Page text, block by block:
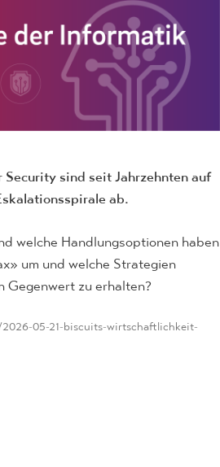
sind seit Jahrzehnten auf
ab.
welche Handlungsoptionen haben
um und welche Strategien
Gegenwert zu erhalten?
05-21-biscuits-wirtschaftlichkeit-